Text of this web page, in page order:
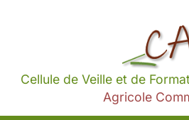
contenu
Cellule de Veille et de
Agricole